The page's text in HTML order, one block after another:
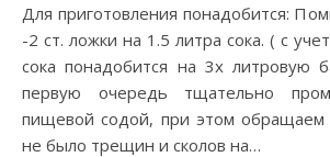
Для приготовления понадобится:
-2 ст. ложки на 1.5 литра сока. ( с
сока понадобится на 3х литровую
первую очередь тщательно
пищевой содой, при этом обращаем
не было трещин и сколов на…